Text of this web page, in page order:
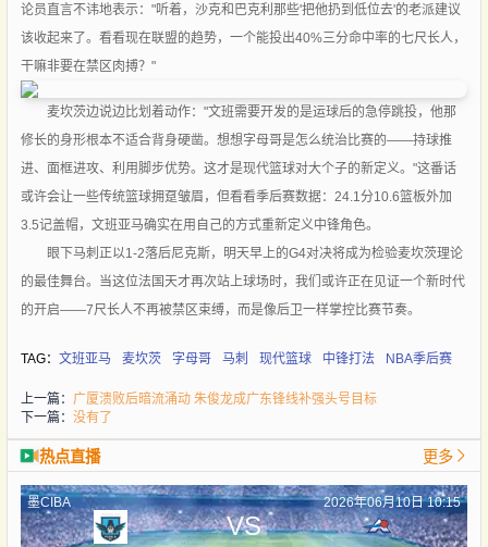
论员直言不讳地表示："听着，沙克和巴克利那些'把他扔到低位去'的老派建议
该收起来了。看看现在联盟的趋势，一个能投出40%三分命中率的七尺长人，
干嘛非要在禁区肉搏？"
麦坎茨边说边比划着动作："文班需要开发的是运球后的急停跳投，他那
修长的身形根本不适合背身硬凿。想想字母哥是怎么统治比赛的——持球推
进、面框进攻、利用脚步优势。这才是现代篮球对大个子的新定义。"这番话
或许会让一些传统篮球拥趸皱眉，但看看季后赛数据：24.1分10.6篮板外加
3.5记盖帽，文班亚马确实在用自己的方式重新定义中锋角色。
眼下马刺正以1-2落后尼克斯，明天早上的G4对决将成为检验麦坎茨理论
的最佳舞台。当这位法国天才再次站上球场时，我们或许正在见证一个新时代
的开启——7尺长人不再被禁区束缚，而是像后卫一样掌控比赛节奏。
TAG： 文班亚马 麦坎茨 字母哥 马刺 现代篮球 中锋打法 NBA季后赛
上一篇： 广厦溃败后暗流涌动 朱俊龙成广东锋线补强头号目标
下一篇： 没有了
热点直播 更多
墨CIBA 2026年06月10日 10:15
VS